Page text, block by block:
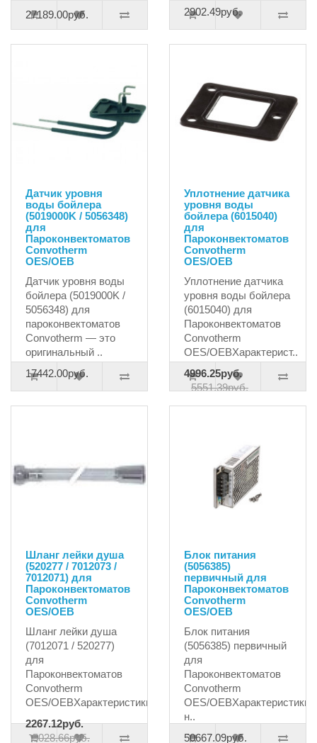
27189.00руб.
2902.49руб.
Датчик уровня
воды бойлера
(5019000K / 5056348)
для
Пароконвектоматов
Convotherm
OES/OEB
Датчик уровня воды
бойлера (5019000K /
5056348) для
пароконвектоматов
Convotherm — это
оригинальный ..
17442.00руб.
Уплотнение датчика
уровня воды
бойлера (6015040)
для
Пароконвектоматов
Convotherm
OES/OEB
Уплотнение датчика
уровня воды бойлера
(6015040) для
Пароконвектоматов
Convotherm
OES/OEBХарактерист..
4996.25руб.
5551.39руб.
Шланг лейки душа
(520277 / 7012073 /
7012071) для
Пароконвектоматов
Convotherm
OES/OEB
Шланг лейки душа
(7012071 / 520277)
для
Пароконвектоматов
Convotherm
OES/OEBХарактеристики:соединени..
2267.12руб.
5028.66руб.
Блок питания
(5056385)
первичный для
Пароконвектоматов
Convotherm
OES/OEB
Блок питания
(5056385) первичный
для
Пароконвектоматов
Convotherm
OES/
н..
50667.09руб.